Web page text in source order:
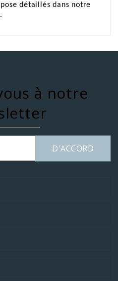
détaillés dans notre
.
à notre
D'ACCORD